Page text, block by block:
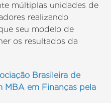
múltiplas unidades de
realizando
seu modelo de
os resultados da
Brasileira de
MBA em Finanças pela